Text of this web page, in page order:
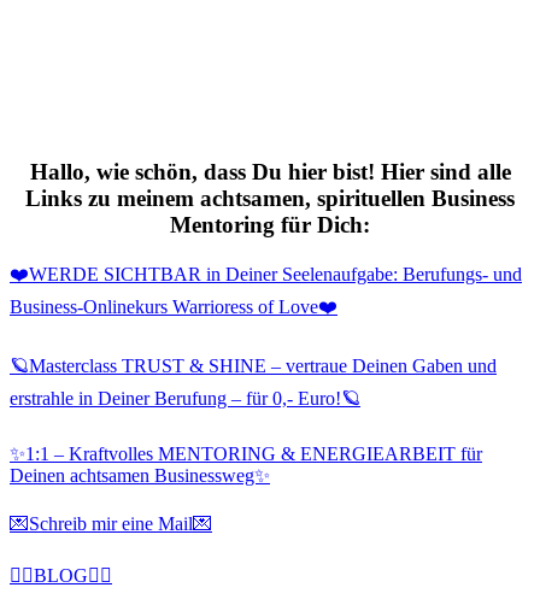
Hallo, wie schön, dass Du hier bist! Hier sind alle
Links zu meinem achtsamen, spirituellen Business
Mentoring für Dich:
❤️WERDE SICHTBAR in Deiner Seelenaufgabe: Berufungs- und
Business-Onlinekurs Warrioress of Love❤️
🪐Masterclass TRUST & SHINE – vertraue Deinen Gaben und
erstrahle in Deiner Berufung – für 0,- Euro!🪐
✨1:1 – Kraftvolles MENTORING & ENERGIEARBEIT für
Deinen achtsamen Businessweg✨
💌Schreib mir eine Mail💌
✍🏻BLOG✍🏻